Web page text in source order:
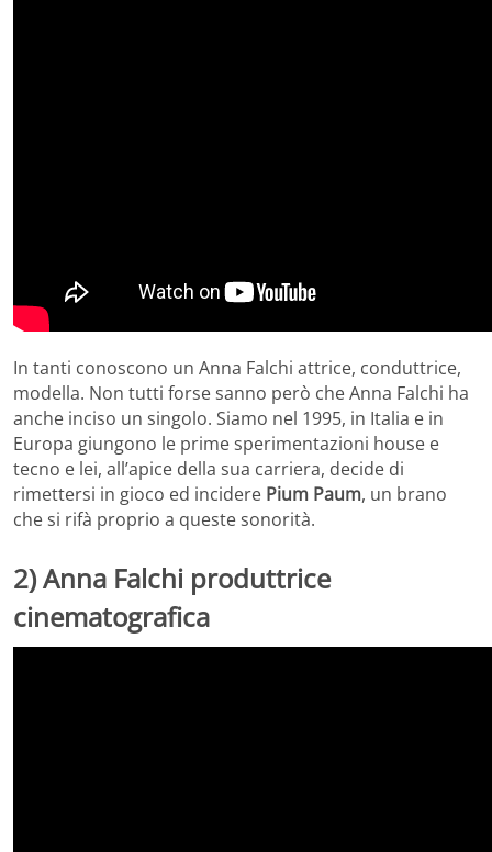
In tanti conoscono un Anna Falchi attrice, conduttrice,
modella. Non tutti forse sanno però che Anna Falchi ha
anche inciso un singolo. Siamo nel 1995, in Italia e in
Europa giungono le prime sperimentazioni house e
tecno e lei, all’apice della sua carriera, decide di
rimettersi in gioco ed incidere Pium Paum, un brano
che si rifà proprio a queste sonorità.
2) Anna Falchi produttrice
cinematografica